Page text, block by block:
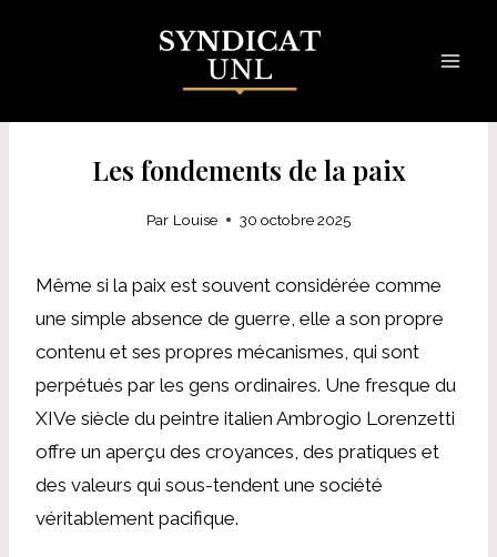
Les fondements de la paix
Par Louise 30 octobre 2025
Même si la paix est souvent considérée comme
une simple absence de guerre, elle a son propre
contenu et ses propres mécanismes, qui sont
perpétués par les gens ordinaires. Une fresque du
XIVe siècle du peintre italien Ambrogio Lorenzetti
offre un aperçu des croyances, des pratiques et
des valeurs qui sous-tendent une société
véritablement pacifique.